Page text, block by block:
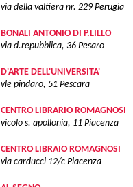
via della valtiera nr. 229 Perugia
BONALI ANTONIO DI P.LILLO
via d.repubblica, 36 Pesaro
D'ARTE DELL'UNIVERSITA'
vle pindaro, 51 Pescara
CENTRO LIBRARIO ROMAGNOSI
vicolo s. apollonia, 11 Piacenza
CENTRO LIBRAIO ROMAGNOSI
via carducci 12/c Piacenza